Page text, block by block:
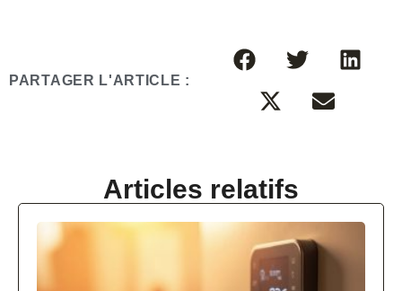
PARTAGER L'ARTICLE :
Articles relatifs